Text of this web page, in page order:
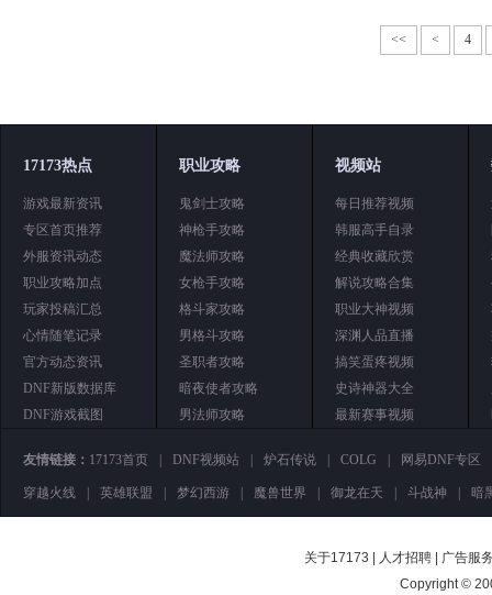
<< < 4
17173热点
游戏最新资讯
专区首页推荐
外服资讯动态
职业攻略加点
玩家投稿汇总
心情随笔记录
官方动态资讯
DNF新版数据库
DNF游戏截图
职业攻略
鬼剑士攻略
神枪手攻略
魔法师攻略
女枪手攻略
格斗家攻略
男格斗攻略
圣职者攻略
暗夜使者攻略
男法师攻略
视频站
每日推荐视频
韩服高手自录
经典收藏欣赏
解说攻略合集
职业大神视频
深渊人品直播
搞笑蛋疼视频
史诗神器大全
最新赛事视频
友情链接： 17173首页 DNF视频站 炉石传说 COLG 网易DNF专区
穿越火线 英雄联盟 梦幻西游 魔兽世界 御龙在天 斗战神 暗
关于17173 人才招聘
广告服
Copyright ©